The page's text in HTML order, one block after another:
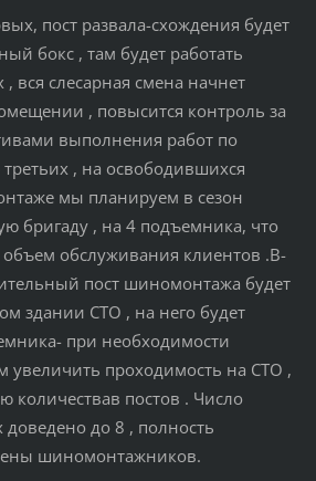
пост развала-схождения будет
бокс , там будет работать
вся слесарная смена начнет
, повысится контроль за
выполнения работ по
, на освободившихся
мы планируем в сезон
бригаду , на 4 подъемника, что
объем обслуживания клиентов .В-
пост шиномонтажа будет
здании СТО , на него будет
при необходимости
увеличить проходимость на СТО ,
количествав постов . Число
доведено до 8 , полность
шиномонтажников.